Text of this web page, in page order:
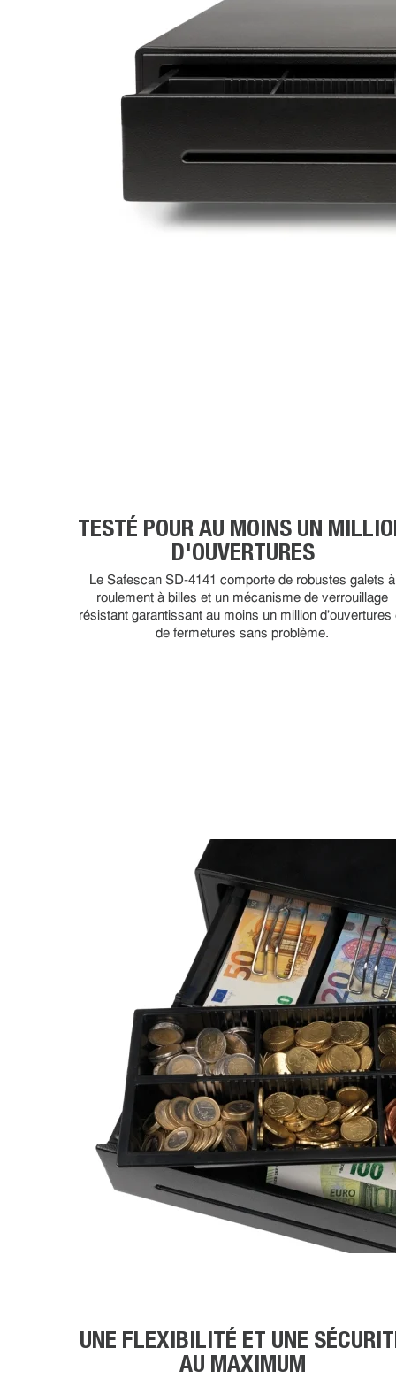
TESTÉ POUR AU MOINS UN
D'OUVERTURES
Le Safescan SD-4141 comporte de robustes galets à
roulement à billes et un mécanisme de verrouillage
résistant garantissant au moins un million d'ouvertures
de fermetures sans problème.
UNE FLEXIBILITÉ ET UNE
AU MAXIMUM